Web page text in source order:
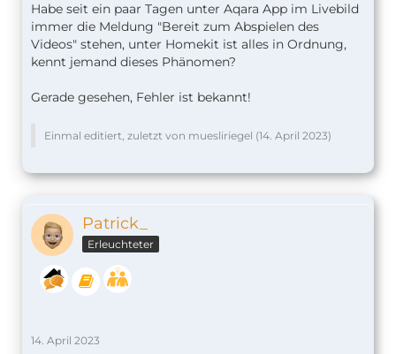
Habe seit ein paar Tagen unter Aqara App im Livebild
immer die Meldung "Bereit zum Abspielen des
Videos" stehen, unter Homekit ist alles in Ordnung,
kennt jemand dieses Phänomen?
Gerade gesehen, Fehler ist bekannt!
Einmal editiert, zuletzt von muesliriegel (14. April 2023)
Patrick_
Erleuchteter
14. April 2023